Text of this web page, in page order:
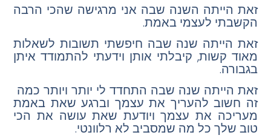
זאת הייתה השנה שבה אני מרגישה שהכי הרבה
הקשבתי לעצמי באמת.
זאת הייתה שנה שבה חיפשתי תשובות לשאלות
מאוד קשות, קיבלתי אותן וידעתי להתמודד איתן
בגבורה.
זאת הייתה שנה שבה התחדד לי יותר ויותר כמה
זה חשוב להעריך את עצמך וברגע שאת באמת
מעריכה את עצמך ויודעת שאת עושה את הכי
טוב שלך כל מה שמסביב לא רלוונטי.